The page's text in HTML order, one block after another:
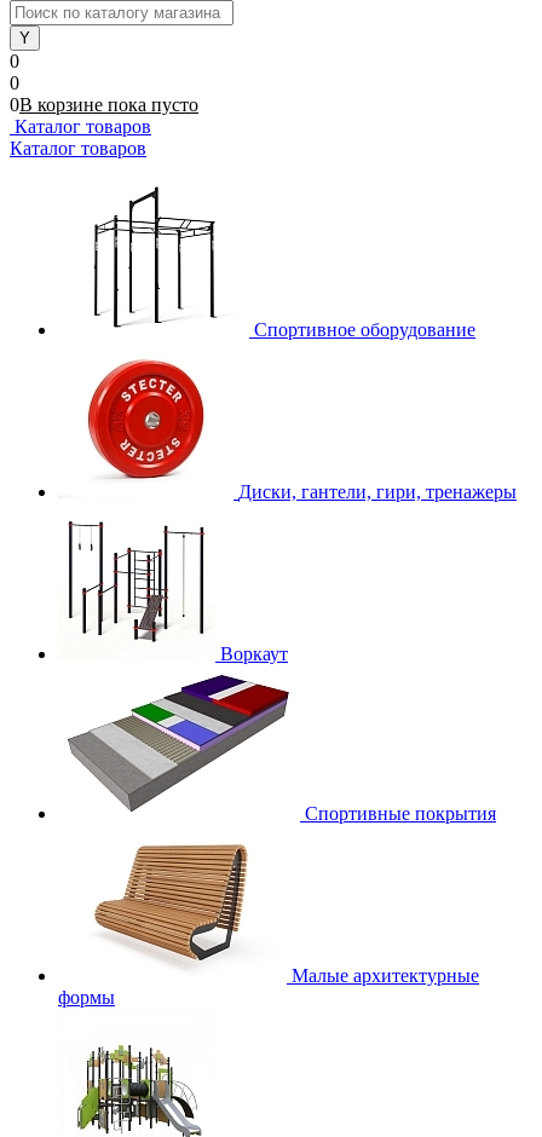
0
0
0В корзине пока пусто
Каталог товаров
Каталог товаров
Спортивное оборудование
Диски, гантели, гири, тренажеры
Воркаут
Спортивные покрытия
Малые архитектурные
формы